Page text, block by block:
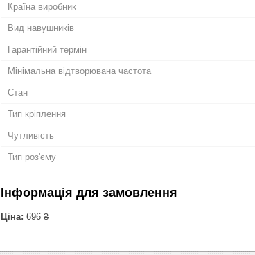
Країна виробник
Вид навушників
Гарантійний термін
Мінімальна відтворювана частота
Стан
Тип кріплення
Чутливість
Тип роз'єму
Інформація для замовлення
Ціна: 696 ₴